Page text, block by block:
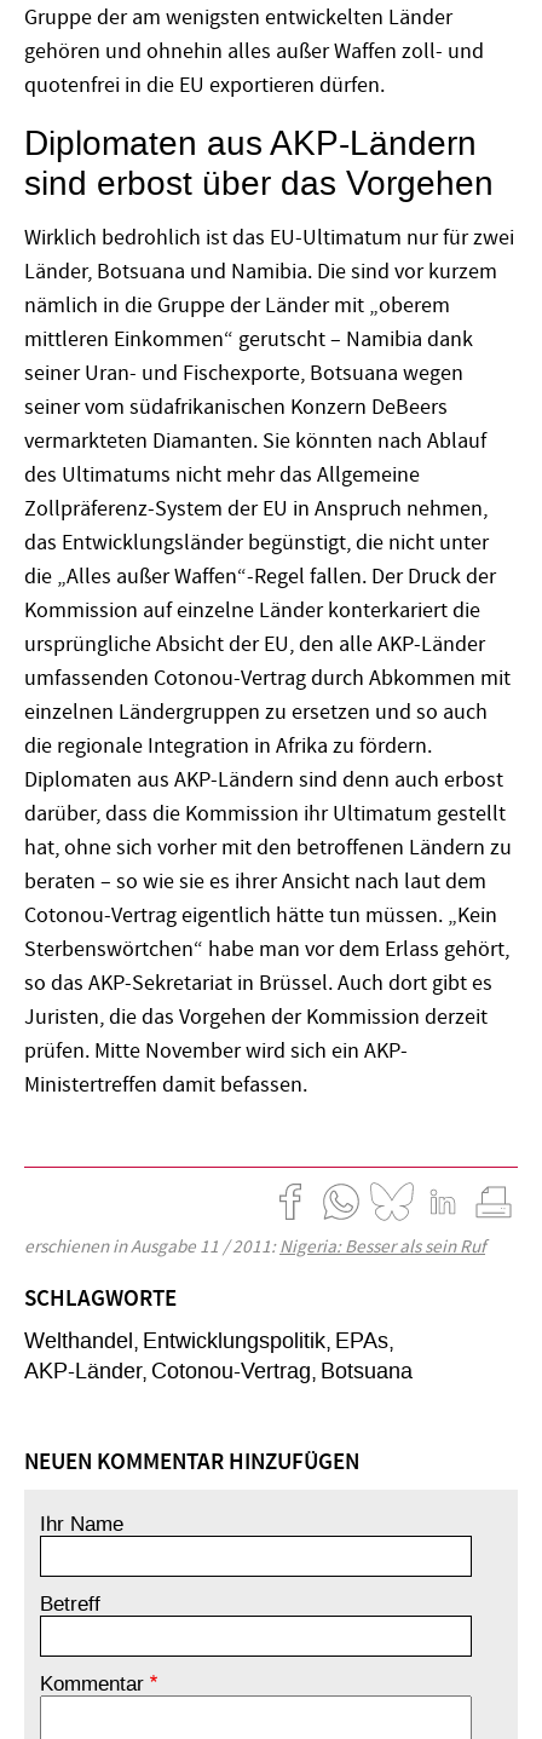
Gruppe der am wenigsten entwickelten Länder
gehören und ohnehin alles außer Waffen zoll- und
quotenfrei in die EU exportieren dürfen.
Diplomaten aus AKP-Ländern
sind erbost über das Vorgehen
Wirklich bedrohlich ist das EU-Ultimatum nur für zwei
Länder, Botsuana und Namibia. Die sind vor kurzem
nämlich in die Gruppe der Länder mit „oberem
mittleren Einkommen“ gerutscht – Namibia dank
seiner Uran- und Fischexporte, Botsuana wegen
seiner vom südafrikanischen Konzern DeBeers
vermarkteten Diamanten. Sie könnten nach Ablauf
des Ultimatums nicht mehr das Allgemeine
Zollpräferenz-System der EU in Anspruch nehmen,
das Entwicklungsländer begünstigt, die nicht unter
die „Alles außer Waffen“-Regel fallen. Der Druck der
Kommission auf einzelne Länder konterkariert die
ursprüngliche Absicht der EU, den alle AKP-Länder
umfassenden Cotonou-Vertrag durch Abkommen mit
einzelnen Ländergruppen zu ersetzen und so auch
die regionale Integration in Afrika zu fördern.
Diplomaten aus AKP-Ländern sind denn auch erbost
darüber, dass die Kommission ihr Ultimatum gestellt
hat, ohne sich vorher mit den betroffenen Ländern zu
beraten – so wie sie es ihrer Ansicht nach laut dem
Cotonou-Vertrag eigentlich hätte tun müssen. „Kein
Sterbenswörtchen“ habe man vor dem Erlass gehört,
so das AKP-Sekretariat in Brüssel. Auch dort gibt es
Juristen, die das Vorgehen der Kommission derzeit
prüfen. Mitte November wird sich ein AKP-
Ministertreffen damit befassen.
erschienen in Ausgabe 11 / 2011:Nigeria: Besser als sein Ruf
SCHLAGWORTE
Welthandel Entwicklungspolitik EPAs
AKP-Länder Cotonou-Vertrag Botsuana
NEUEN KOMMENTAR HINZUFÜGEN
Ihr Name
Betreff
Kommentar